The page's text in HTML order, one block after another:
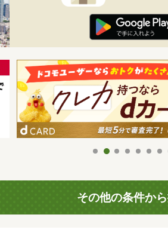
その他の条件か